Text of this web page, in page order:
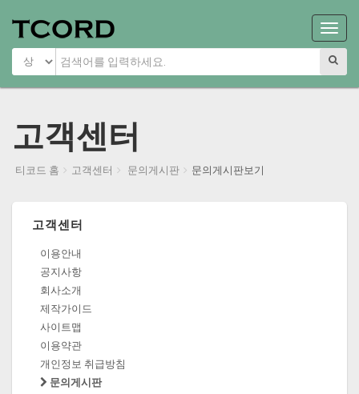
Main
Menu
고객센터
티코드 홈 고객센터 문의게시판 문의게시판보기
고객센터
이용안내
공지사항
회사소개
제작가이드
사이트맵
이용약관
개인정보 취급방침
문의게시판